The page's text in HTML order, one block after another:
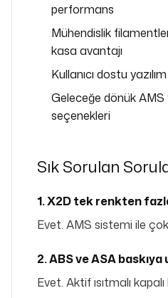
performans
Mühendislik
kasa avantajı
Kullanıcı dostu
Geleceğe dönük
seçenekleri
Sık Sorulan
1. X2D tek renkten
Evet. AMS sistemi ile çok
2. ABS ve ASA
Evet. Aktif ısıtmalı